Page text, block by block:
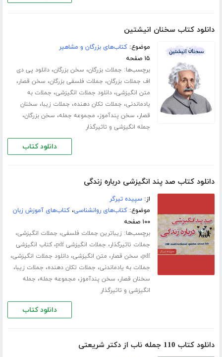
دانلود کتاب سخنان انیشتین
موضوع:کتاب‌های بزرگان و مشاهیر
۱۵ صفحه
برچسب‌ها: جملات بزرگان، سخن بزرگان،دانلود پی دی
اف جملات بزرگان، جملات فلسفی بزرگان، سخن قصار،
متن انگیزشی،دانلود جملات انگیزشی، جملات به
یادماندنی، جملات تکان دهنده، جملات زیبا، سخنان
قصار، سخن پندآموز، مجموعه جمله، سخن بزرگان،
جمله انگیزشی و تاثیرگذار
دانلود کتاب
دانلود کتاب صد پند انگیزشی درباره زندگی
از:سپیده تیرگر
موضوع:کتاب‌های روانشناسی،کتاب‌های آموزش زبان
۱۰۰ صفحه
برچسب‌ها: زیباترین جملات فلسفی، جملات انگیزشی،
جملات تاثیرگذار، جملات انگیزشی pdf ،کتاب انگیزشی
pdf، سخن قصار، متن انگیزشی،دانلود جملات انگیزشی،
جملات به یادماندنی، جملات تکان دهنده، جملات زیبا،
سخنان قصار، سخن پندآموز، مجموعه جمله، جمله
انگیزشی و تاثیرگذار
دانلود کتاب
دانلود کتاب 110 جمله ناب از دکتر شریعتی